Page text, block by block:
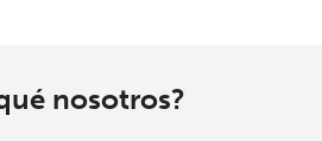
Únetenosotros?